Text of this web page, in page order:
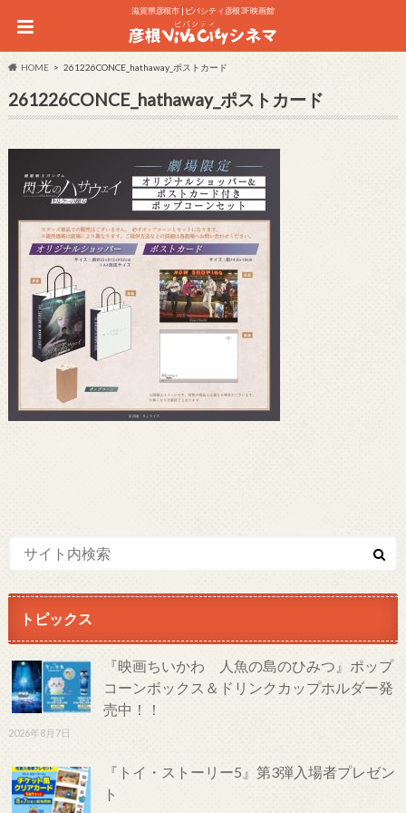
滋賀県彦根市 | ビバシティ彦根3F 映画館
HOME 261226CONCE_hathaway_ポストカード
261226CONCE_hathaway_ポストカード
トピックス
『映画ちいかわ 人魚の島のひみつ』ポップ
コーンボックス＆ドリンクカップホルダー発
売中！！
2026年8月7日
『トイ・ストーリー5』第3弾入場者プレゼン
ト